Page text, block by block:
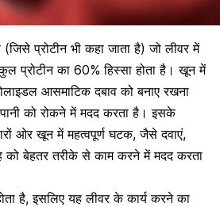
(जिसे प्रोटीन भी कहा जाता है) जो लीवर में
प्रोटीन का 60% हिस्सा होता है। खून में
आसमाटिक दबाव को बनाए रखना
को रोकने में मदद करता है। इसके
ओर खून में महत्वपूर्ण घटक, जैसे दवाएं,
को बेहतर तरीके से काम करने में मदद करता
है, इसलिए यह लीवर के कार्य करने का